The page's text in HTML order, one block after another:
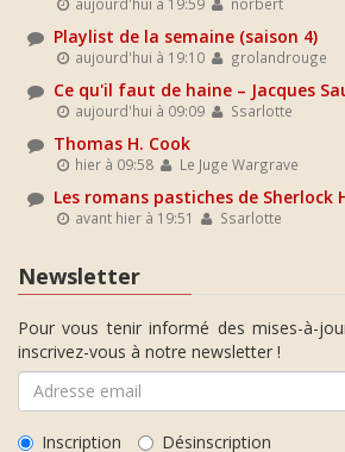
Playlist de la semaine (saison 4)
aujourd'hui à 19:10 grolandrouge
Ce qu'il faut de haine – Jacques
aujourd'hui à 09:09 Ssarlotte
Thomas H. Cook
hier à 09:58 Le Juge Wargrave
Les romans pastiches de Sherlock
avant hier à 19:51 Ssarlotte
Newsletter
Pour vous tenir informé des mises-à-
inscrivez-vous à notre newsletter !
Inscription Désinscription